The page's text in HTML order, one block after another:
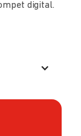
digital.